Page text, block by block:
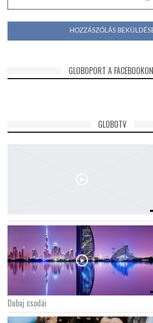
GLOBOPORT A
GLOBOTV
Dubaj csodái